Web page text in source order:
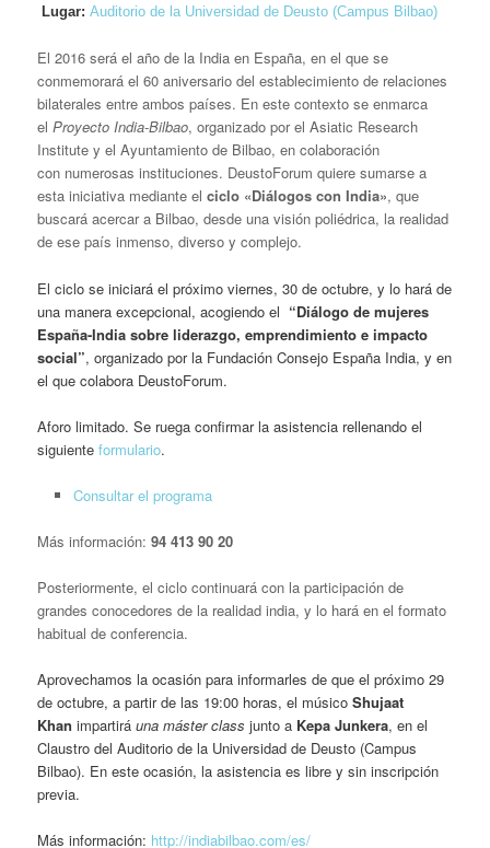
Lugar:Auditorio de la Universidad de Deusto (Campus Bilbao)
El 2016 será el año de la India en España, en el que se
conmemorará el 60 aniversario del establecimiento de relaciones
bilaterales entre ambos países. En este contexto se enmarca
elProyecto India-Bilbao, organizado por el Asiatic Research
Institute y el Ayuntamiento de Bilbao, en colaboración
con numerosas instituciones. DeustoForum quiere sumarse a
esta iniciativa mediante elciclo «Diálogos con India», que
buscará acercar a Bilbao, desde una visión poliédrica, la realidad
de ese país inmenso, diverso y complejo.
El ciclo se iniciará el próximo viernes, 30 de octubre, y lo hará de
una manera excepcional, acogiendo el “Diálogo de mujeres
España-India sobre liderazgo, emprendimiento e impacto
social”, organizado por la Fundación Consejo España India, y en
el que colabora DeustoForum.
Aforo limitado. Se ruega confirmar la asistencia rellenando el
siguienteformulario.
Consultar el programa
Más información:94 413 90 20
Posteriormente, el ciclo continuará con la participaciónde
grandes conocedores de la realidad india, y lo hará en el formato
habitual de conferencia.
Aprovechamos la ocasión para informarles de que el próximo 29
de octubre, a partir de las 19:00 horas, el músicoShujaat
Khan impartirá una máster class junto a Kepa Junkera, en el
Claustro del Auditorio de la Universidad de Deusto (Campus
Bilbao). En este ocasión, la asistencia es libre y sin inscripción
previa.
Más información: http://indiabilbao.com/es/